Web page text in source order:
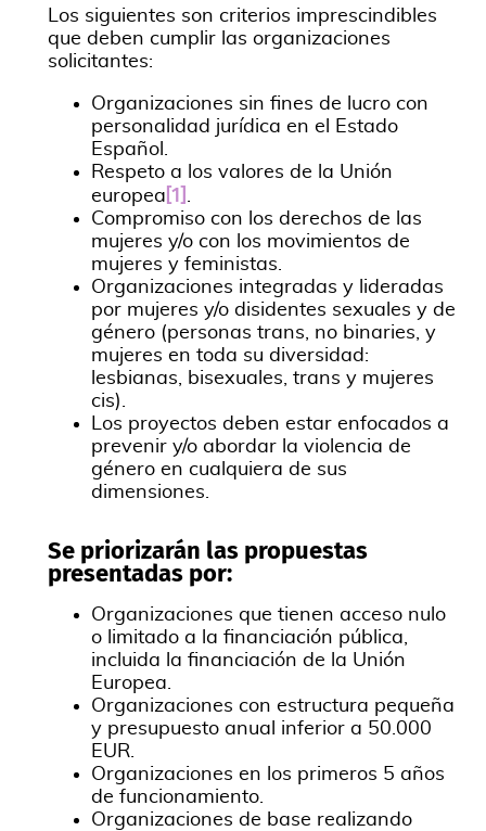
Los siguientes son criterios imprescindibles
que deben cumplir las organizaciones
solicitantes:
Organizaciones sin fines de lucro con
personalidad jurídica en el Estado
Español.
Respeto a los valores de la Unión
europea [1] .
Compromiso con los derechos de las
mujeres y/o con los movimientos de
mujeres y feministas.
Organizaciones integradas y lideradas
por mujeres y/o disidentes sexuales y de
género (personas trans, no binaries, y
mujeres en toda su diversidad:
lesbianas, bisexuales, trans y mujeres
cis).
Los proyectos deben estar enfocados a
prevenir y/o abordar la violencia de
género en cualquiera de sus
dimensiones.
Se priorizarán las propuestas
presentadas por:
Organizaciones que tienen acceso nulo
o limitado a la financiación pública,
incluida la financiación de la Unión
Europea.
Organizaciones con estructura pequeña
y presupuesto anual inferior a 50.000
EUR.
Organizaciones en los primeros 5 años
de funcionamiento.
Organizaciones de base realizando